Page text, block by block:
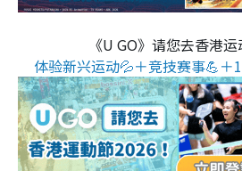
《U GO》请您去香港运
体验新兴运动💦＋竞技赛事💪＋